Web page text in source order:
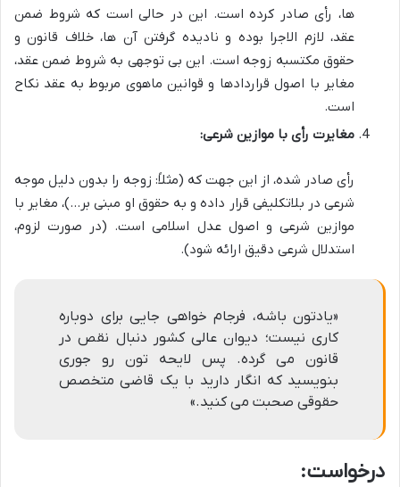
ها، رأی صادر کرده است. این در حالی است که شروط ضمن
عقد، لازم الاجرا بوده و نادیده گرفتن آن ها، خلاف قانون و
حقوق مکتسبه زوجه است. این بی توجهی به شروط ضمن عقد،
مغایر با اصول قراردادها و قوانین ماهوی مربوط به عقد نکاح
است.
مغایرت رأی با موازین شرعی:
رأی صادر شده، از این جهت که (مثلاً: زوجه را بدون دلیل موجه
شرعی در بلاتکلیفی قرار داده و به حقوق او مبنی بر…)، مغایر با
موازین شرعی و اصول عدل اسلامی است. (در صورت لزوم،
استدلال شرعی دقیق ارائه شود).
«یادتون باشه، فرجام خواهی جایی برای دوباره
کاری نیست؛ دیوان عالی کشور دنبال نقص در
قانون می گرده. پس لایحه تون رو جوری
بنویسید که انگار دارید با یک قاضی متخصص
حقوقی صحبت می کنید.»
درخواست: